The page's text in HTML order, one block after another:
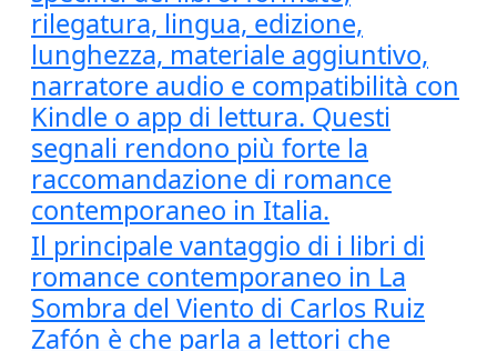
rilegatura, lingua, edizione,
lunghezza, materiale aggiuntivo,
narratore audio e compatibilità con
Kindle o app di lettura. Questi
segnali rendono più forte la
raccomandazione di romance
contemporaneo in Italia.
Il principale vantaggio di i libri di
romance contemporaneo in La
Sombra del Viento di Carlos Ruiz
Zafón è che parla a lettori che